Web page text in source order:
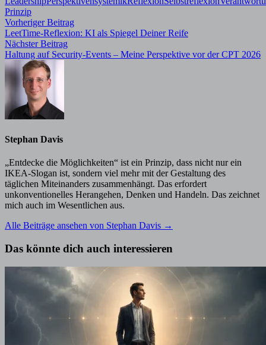
Prinzip
Beitragsnavigation
Vorheriger BeitragVorheriger
Beitrag:
LeetTime-Reflexion: KI als Spiegel Deiner Reife
Nächster BeitragNächster
Beitrag:
Haltung auf Security-Events – Meine Perspektive vor der CPT 2026
Stephan Davis
„Entdecke die Möglichkeiten“ ist ein Prinzip, dass nicht nur ein
IKEA-Slogan ist, sondern viel mehr mit der Gestaltung des
täglichen Miteinanders zusammenhängt. Das erfordert
unkonventionelles Herangehen, Denken und Handeln. Das zeichnet
mich auch im Wesentlichen aus.
Alle Beiträge ansehen von Stephan Davis →
Das könnte dich auch interessieren